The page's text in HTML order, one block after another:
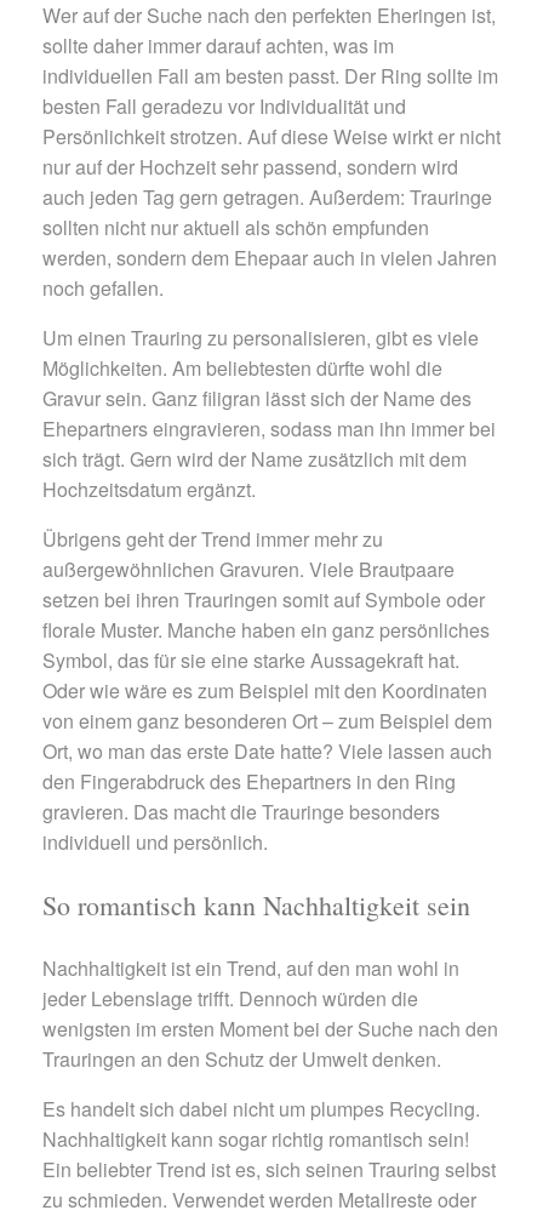
Wer auf der Suche nach den perfekten Eheringen ist,
sollte daher immer darauf achten, was im
individuellen Fall am besten passt. Der Ring sollte im
besten Fall geradezu vor Individualität und
Persönlichkeit strotzen. Auf diese Weise wirkt er nicht
nur auf der Hochzeit sehr passend, sondern wird
auch jeden Tag gern getragen. Außerdem: Trauringe
sollten nicht nur aktuell als schön empfunden
werden, sondern dem Ehepaar auch in vielen Jahren
noch gefallen.
Um einen Trauring zu personalisieren, gibt es viele
Möglichkeiten. Am beliebtesten dürfte wohl die
Gravur sein. Ganz filigran lässt sich der Name des
Ehepartners eingravieren, sodass man ihn immer bei
sich trägt. Gern wird der Name zusätzlich mit dem
Hochzeitsdatum ergänzt.
Übrigens geht der Trend immer mehr zu
außergewöhnlichen Gravuren. Viele Brautpaare
setzen bei ihren Trauringen somit auf Symbole oder
florale Muster. Manche haben ein ganz persönliches
Symbol, das für sie eine starke Aussagekraft hat.
Oder wie wäre es zum Beispiel mit den Koordinaten
von einem ganz besonderen Ort – zum Beispiel dem
Ort, wo man das erste Date hatte? Viele lassen auch
den Fingerabdruck des Ehepartners in den Ring
gravieren. Das macht die Trauringe besonders
individuell und persönlich.
So romantisch kann Nachhaltigkeit sein
Nachhaltigkeit ist ein Trend, auf den man wohl in
jeder Lebenslage trifft. Dennoch würden die
wenigsten im ersten Moment bei der Suche nach den
Trauringen an den Schutz der Umwelt denken.
Es handelt sich dabei nicht um plumpes Recycling.
Nachhaltigkeit kann sogar richtig romantisch sein!
Ein beliebter Trend ist es, sich seinen Trauring selbst
zu schmieden. Verwendet werden Metallreste oder